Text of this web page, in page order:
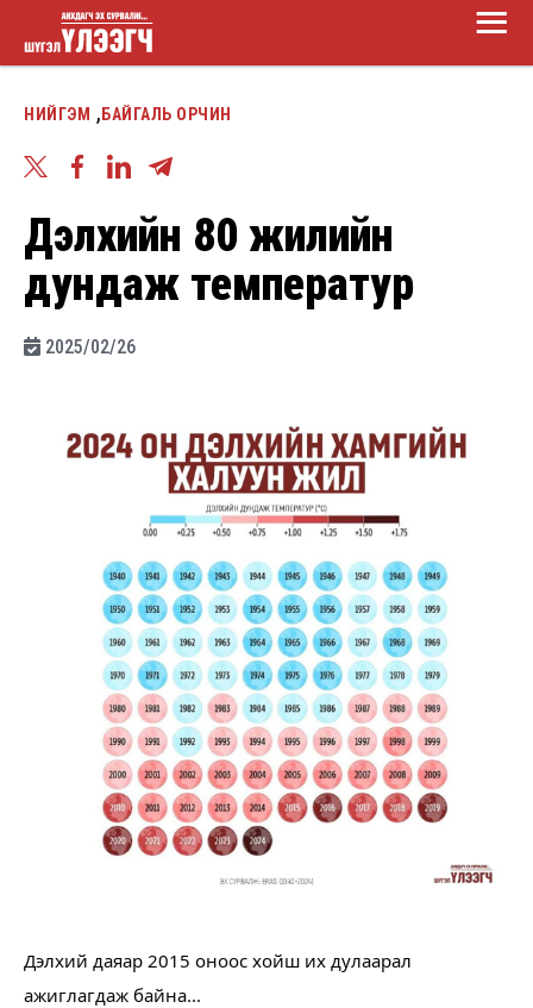
Skip
to
үлээгч
Main
Menu
НИЙГЭМ , БАЙГАЛЬ ОРЧИН
Дэлхийн 80 жилийн
дундаж температур
2025/02/26
Дэлхий даяар 2015 оноос хойш их дулаарал
ажиглагдаж байна...